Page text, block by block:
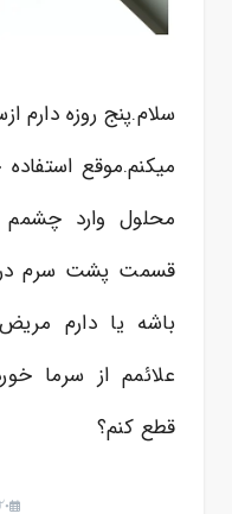
سلام.پنج روزه دارم
میکنم.موقع
محلول وارد چشمم
قسمت پشت سرم درد
باشه یا دارم
علائمم از سرما
قطع کنم؟
20